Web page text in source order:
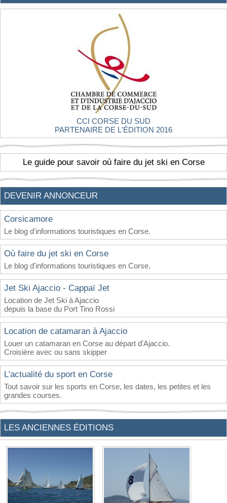
CCI CORSE DU SUD
PARTENAIRE DE L'ÉDITION 2016
Le guide pour savoir où faire du jet ski en Corse
DEVENIR ANNONCEUR
Corsicamore
Le blog d'informations touristiques en Corse.
Où faire du jet ski en Corse
Le blog d'informations touristiques en Corse.
Jet Ski Ajaccio - Cappaï Jet
Location de Jet Ski à Ajaccio
depuis la base du Port Tino Rossi
Location de catamaran à Ajaccio
Louer un catamaran en Corse au départ d'Ajaccio.
Croisière avec ou sans skipper
L'actualité du sport en Corse
Tout savoir sur les sports en Corse, les dates, les petites et les
grandes courses.
LES ANCIENNES ÉDITIONS